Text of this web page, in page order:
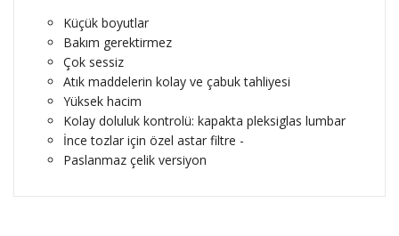
Küçük boyutlar
Bakım gerektirmez
Çok sessiz
Atık maddelerin kolay ve çabuk tahliyesi
Yüksek hacim
Kolay doluluk kontrolü: kapakta pleksiglas lumbar
İnce tozlar için özel astar filtre -
Paslanmaz çelik versiyon